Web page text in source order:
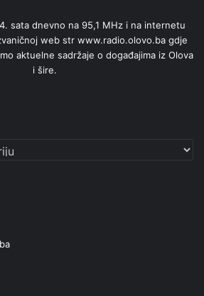
o realiziranim aktivnostima
u obavezi da blagovremeno
sve aktivnosti za vrijeme
nastave uz primjenu
za izvještavanje o realizaciji
za potrebe pedagoško-stručnog
2019/2020. godini, odnosno za
ostalih aktivnosti u
sata dnevno na 95,1 MHz i na internetu
web str www.radio.olovo.ba gdje
aktuelne sadržaje o događajima iz Olova
i šire.